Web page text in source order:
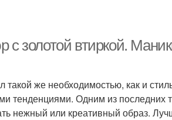
с золотой втиркой.
такой же необходимостью, как и
тенденциями. Одним из последних
нежный или креативный образ.